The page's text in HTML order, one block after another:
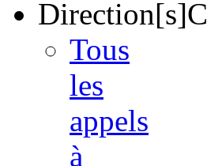
Tous
les
appels
à